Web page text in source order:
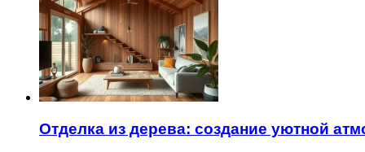
Отделка из дерева: создание уютной